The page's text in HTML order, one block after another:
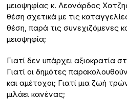
μειοψηφίας κ. Λεονάρδος
θέση σχετικά με τις
θέση, παρά τις συνεχιζόμενες
μειοψηφία;
Γιατί δεν υπάρχει αξιοκρατία
Γιατί οι δημότες
και αμέτοχοι; Γιατί μια ζωή
μιλάει κανένας;